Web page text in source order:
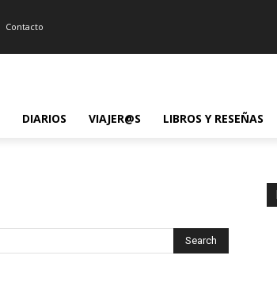
Contacto
DIARIOS VIAJER@S LIBROS Y RESEÑAS
Search